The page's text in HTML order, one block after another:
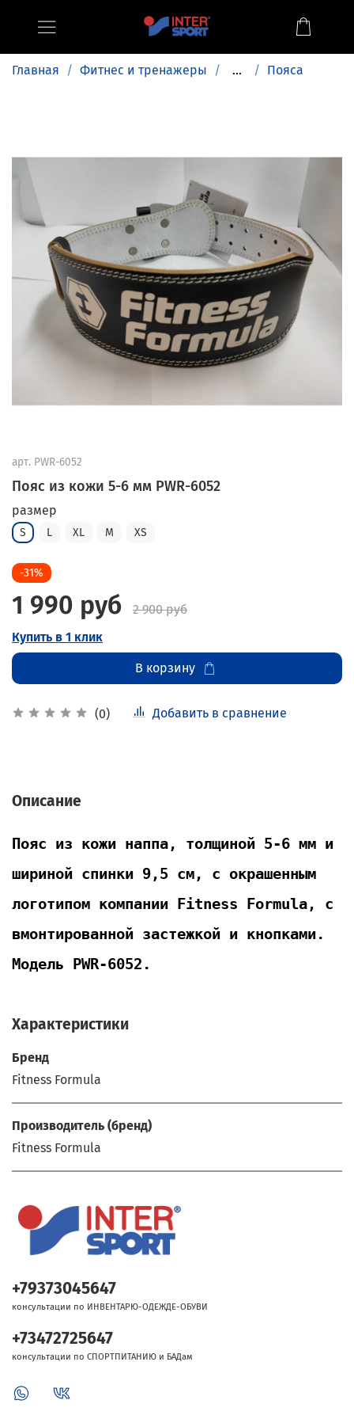
Главная Фитнес и тренажеры ... Пояса
арт. PWR-6052
Пояс из кожи 5-6 мм PWR-6052
(0) Добавить в сравнение
размер
S L XL M XS
-31%
1 990 руб
2 900 руб
Купить в 1 клик
В корзину
Описание
Пояс из кожи наппа, толщиной 5-6 мм и
шириной спинки 9,5 см, с окрашенным
логотипом компании Fitness Formula, с
вмонтированной застежкой и кнопками.
Модель PWR-6052.
Характеристики
Бренд
Fitness Formula
Производитель (бренд)
Fitness Formula
+79373045647
консультации по ИНВЕНТАРЮ-ОДЕЖДЕ-ОБУВИ
+73472725647
консультации по СПОРТПИТАНИЮ и БАДам